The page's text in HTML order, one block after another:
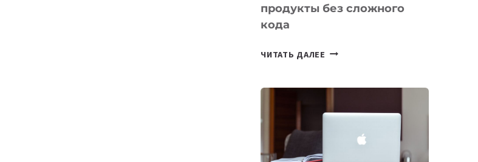
продукты без сложного
кода
ЧИТАТЬ ДАЛЕЕ
КОТОРЫЕ
СОЗДАВАТЬ